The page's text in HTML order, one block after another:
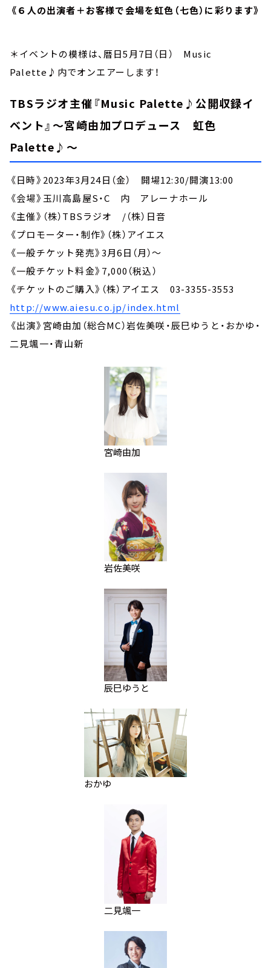
《６人の出演者＋お客様で会場を虹色（七色）に彩ります》
＊イベントの模様は、暦日5月7日（日） Music
Palette♪内でオンエアーします！
TBSラジオ主催『Music Palette♪公開収録イ
ベント』～宮崎由加プロデュース 虹色
Palette♪～
《日時》2023年3月24日（金） 開場12:30/開演13:00
《会場》玉川高島屋S・C 内 アレーナホール
《主催》（株）TBSラジオ /（株）日音
《プロモーター・制作》（株）アイエス
《一般チケット発売》3月6日（月）～
《一般チケット料金》7,000（税込）
《チケットのご購入》（株）アイエス 03-3355-3553
http://www.aiesu.co.jp/index.html
《出演》宮崎由加（総合MC）岩佐美咲・辰巳ゆうと・おかゆ・
二見颯一・青山新
宮崎由加
岩佐美咲
辰巳ゆうと
おかゆ
二見颯一